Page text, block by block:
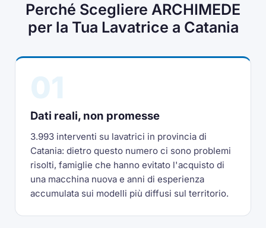
Perché Scegliere ARCHIMEDE
per la Tua Lavatrice a Catania
Dati reali, non promesse
3.993 interventi su lavatrici in provincia di
Catania: dietro questo numero ci sono problemi
risolti, famiglie che hanno evitato l'acquisto di
una macchina nuova e anni di esperienza
accumulata sui modelli più diffusi sul territorio.